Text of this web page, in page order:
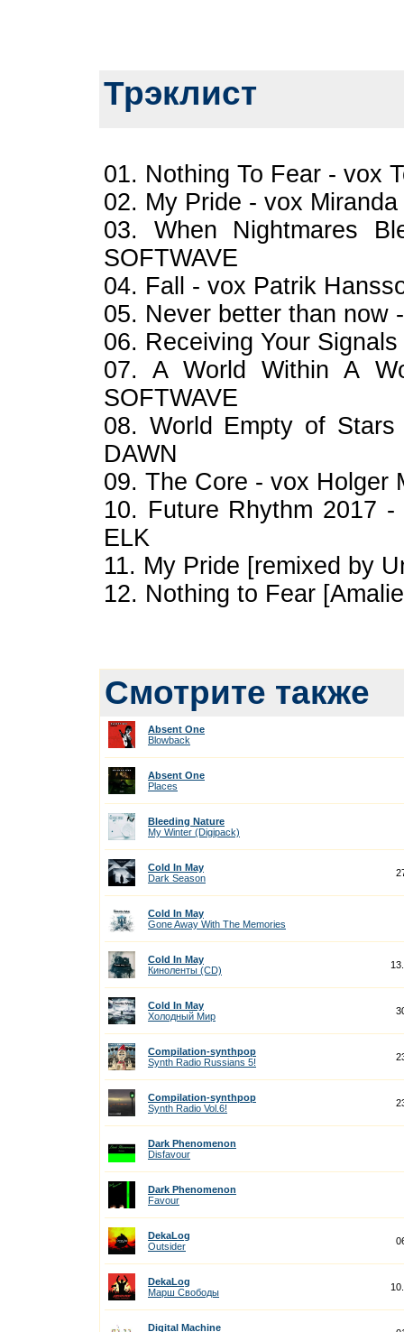
Трэклист
01. Nothing To Fear - vox
02. My Pride - vox
03. When Nightmares
SOFTWAVE
04. Fall - vox Patrik
05. Never better than now
06. Receiving Your
07. A World Within A
SOFTWAVE
08. World Empty of
DAWN
09. The Core - vox Holger
10. Future Rhythm 2017
ELK
11. My Pride [remixed by
12. Nothing to Fear
Смотрите также
Absent One
Blowback
Absent One
Places
Bleeding Nature
My Winter (Digipack)
Cold In May
Dark Season
Cold In May
Gone Away With The Memories
Cold In May
Киноленты (CD)
Cold In May
Холодный Мир
Compilation-synthpop
Synth Radio Russians 5!
Compilation-synthpop
Synth Radio Vol.6!
Dark Phenomenon
Disfavour
Dark Phenomenon
Favour
DekaLog
Outsider
DekaLog
Марш Свободы
Digital Machine